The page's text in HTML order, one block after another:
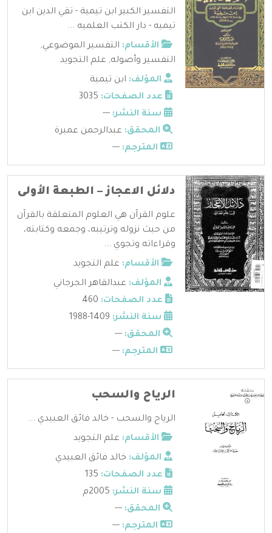
التفسير الكبير ابن تيمية - تقي الدين ابن
تيميه - دار الكتب العلميه ...
الأقسام: التفسير الموضوعي,
التفسير وأصوله, علم التجويد
المؤلف: ابن تيمية
عدد الصفحات:
سنة النشر: ---
المحقق: عبدالرحمن عميرة
المترجم: ---
دلائل الاعجاز – الطبعة الأولى
علوم القرآن هي العلوم المتعلقة بالقرآن
من حيث نزوله وترتيبه، وجمعه وكتابته،
وقراءاته وتجوي ...
الأقسام: علم التجويد
المؤلف: عبدالقاهر الجرجاني
عدد الصفحات:
سنة النشر:
المحقق: ---
المترجم: ---
الرياح والسحب
الرياح والسحب - خالد فائق العبيدي ...
الأقسام: علم التجويد
المؤلف: خالد فائق العبيدي
عدد الصفحات:
سنة النشر:
المحقق: ---
المترجم: ---